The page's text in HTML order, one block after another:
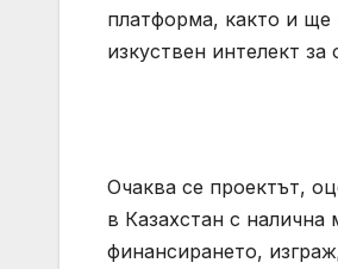
платформа, както и ще
изкуствен интелект
Очаква се проектът,
в Казахстан с
финансирането,